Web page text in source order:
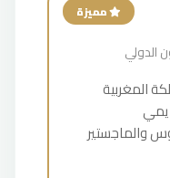
مميزة
الدولي
المغربية
والماجستير